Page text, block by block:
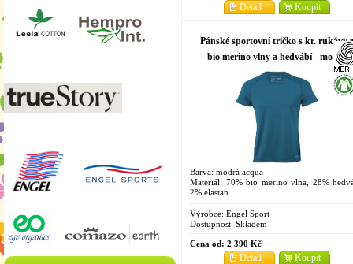
Koupit
Detail
Pánské sportovní tričko s kr. rukávy z
bio merino vlny a hedvábí - modrá
acqua
Barva: modrá acqua
Materiál: 70% bio merino vlna, 28%
2% elastan
Výrobce: Engel Sport
Dostupnost: Skladem
Cena od: 2 390 Kč
Koupit
Detail